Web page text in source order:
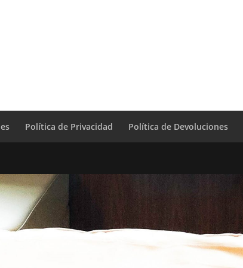
Política de Privacidad Política de Devoluciones